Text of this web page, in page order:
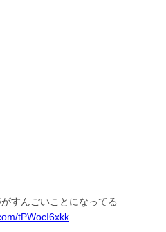
すんごいことになってる
tPWocI6xkk